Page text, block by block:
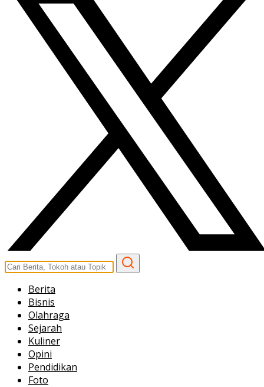
Berita
Bisnis
Olahraga
Sejarah
Kuliner
Opini
Pendidikan
Foto